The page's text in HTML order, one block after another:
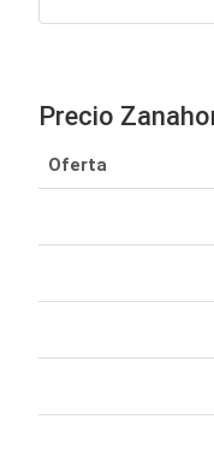
Precio
Oferta